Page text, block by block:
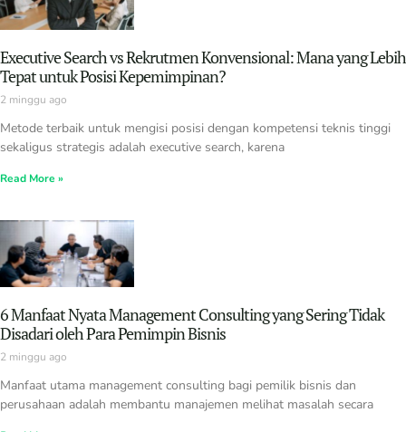
Executive Search vs Rekrutmen Konvensional: Mana yang Lebih
Tepat untuk Posisi Kepemimpinan?
2 minggu ago
Metode terbaik untuk mengisi posisi dengan kompetensi teknis tinggi
sekaligus strategis adalah executive search, karena
Read More »
6 Manfaat Nyata Management Consulting yang Sering Tidak
Disadari oleh Para Pemimpin Bisnis
2 minggu ago
Manfaat utama management consulting bagi pemilik bisnis dan
perusahaan adalah membantu manajemen melihat masalah secara